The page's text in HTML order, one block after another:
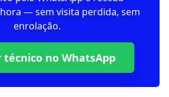
— sem visita perdida, sem
enrolação.
técnico no WhatsApp